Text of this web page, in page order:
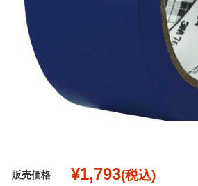
販売価格 ¥1,793(税込)